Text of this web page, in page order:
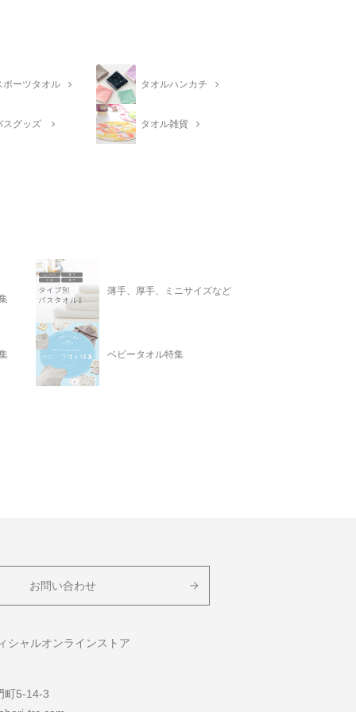
ポーツタオル タオルハンカチ
スグッズ タオル雑貨
薄手、厚手、ミニサイズなど
ベビータオル特集
お問い合わせ
シャルオンラインストア
町5-14-3